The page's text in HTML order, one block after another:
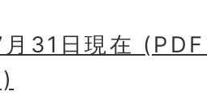
31日現在